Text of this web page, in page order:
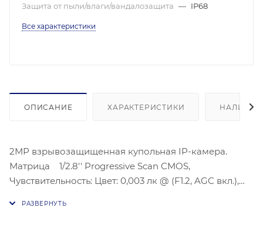
Защита от пыли/влаги/вандалозащита — IP68
Все характеристики
ОПИСАНИЕ ХАРАКТЕРИСТИКИ НАЛИЧИЕ
2МР взрывозащищенная купольная IP-камера.
Матрица 1/2.8'' Progressive Scan CMOS,
Чувствительность: Цвет: 0,003 лк @ (F1.2, AGC вкл.),